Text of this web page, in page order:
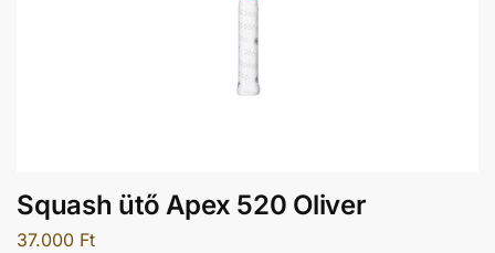
Squash ütő Apex 520 Oliver
37.000 Ft